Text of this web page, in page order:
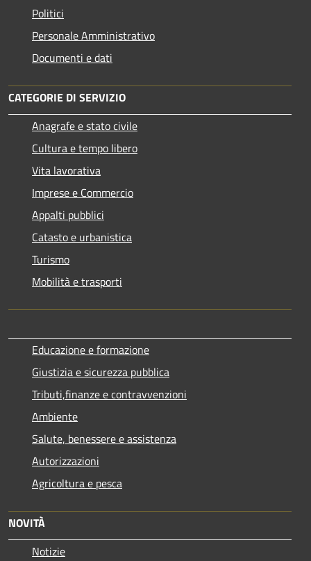
Politici
Personale Amministrativo
Documenti e dati
CATEGORIE DI SERVIZIO
Anagrafe e stato civile
Cultura e tempo libero
Vita lavorativa
Imprese e Commercio
Appalti pubblici
Catasto e urbanistica
Turismo
Mobilità e trasporti
Educazione e formazione
Giustizia e sicurezza pubblica
Tributi,finanze e contravvenzioni
Ambiente
Salute, benessere e assistenza
Autorizzazioni
Agricoltura e pesca
NOVITÀ
Notizie